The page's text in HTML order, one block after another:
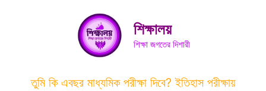
শিক্ষালয়
শিক্ষা জগতের দিশারী
তুমি কি এবছর মাধ্যমিক পরীক্ষা দিবে? ইতিহাস পরীক্ষায়